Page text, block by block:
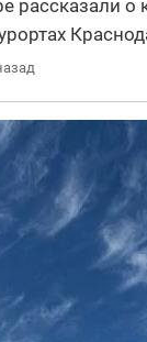
рассказали о